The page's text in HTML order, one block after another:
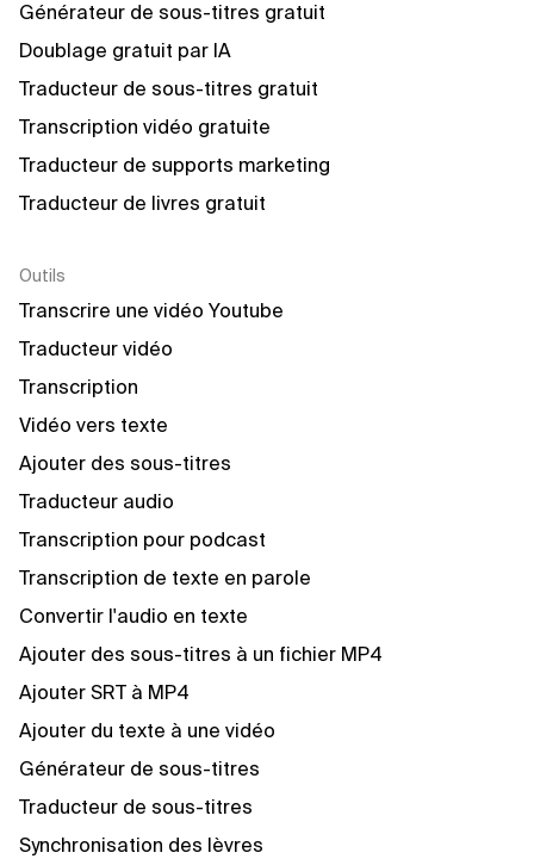
Générateur de sous-titres gratuit
Doublage gratuit par IA
Traducteur de sous-titres gratuit
Transcription vidéo gratuite
Traducteur de supports marketing
Traducteur de livres gratuit
Outils
Transcrire une vidéo Youtube
Traducteur vidéo
Transcription
Vidéo vers texte
Ajouter des sous-titres
Traducteur audio
Transcription pour podcast
Transcription de texte en parole
Convertir l'audio en texte
Ajouter des sous-titres à un fichier MP4
Ajouter SRT à MP4
Ajouter du texte à une vidéo
Générateur de sous-titres
Traducteur de sous-titres
Synchronisation des lèvres